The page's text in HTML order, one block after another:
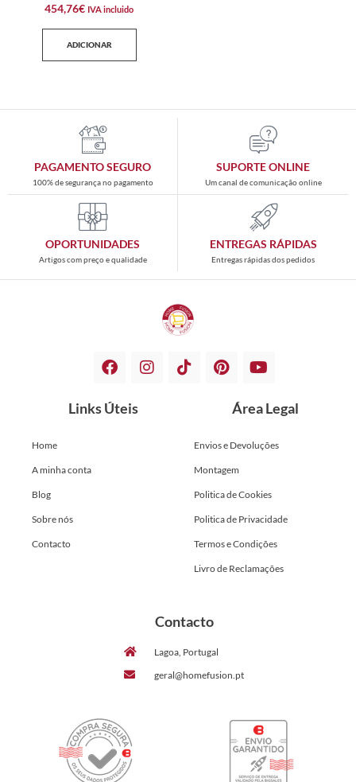
454,76€ IVA incluido
ADICIONAR
PAGAMENTO SEGURO
100% de segurança no pagamento
SUPORTE ONLINE
Um canal de comunicação online
OPORTUNIDADES
Artigos com preço e qualidade
ENTREGAS RÁPIDAS
Entregas rápidas dos pedidos
Links Úteis
Home
A minha conta
Blog
Sobre nós
Contacto
Área Legal
Envios e Devoluções
Montagem
Politica de Cookies
Politica de Privacidade
Termos e Condições
Livro de Reclamações
Contacto
Lagoa, Portugal
geral@homefusion.pt